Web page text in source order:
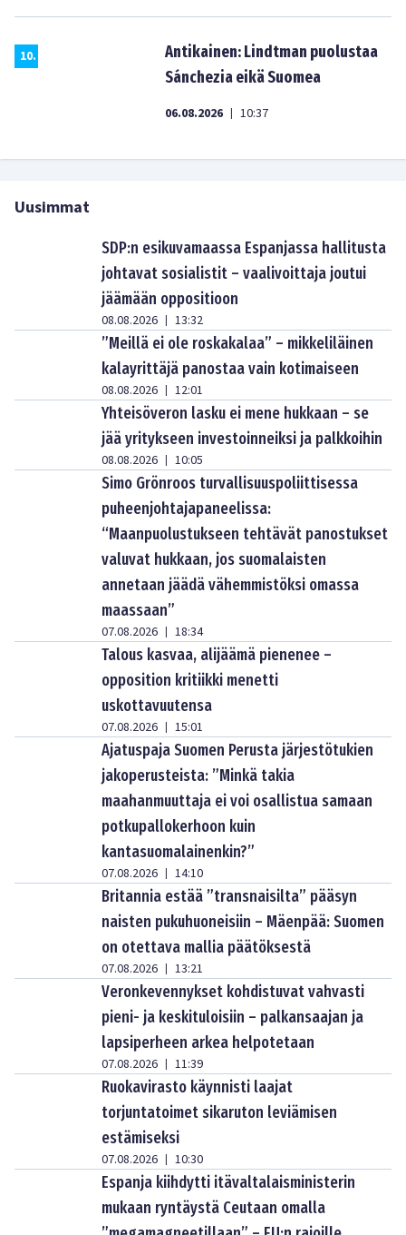
10.
Antikainen: Lindtman puolustaa
Sánchezia eikä Suomea
06.08.2026 | 10:37
Uusimmat
SDP:n esikuvamaassa Espanjassa hallitusta
johtavat sosialistit – vaalivoittaja joutui
jäämään oppositioon
08.08.2026 | 13:32
”Meillä ei ole roskakalaa” – mikkeliläinen
kalayrittäjä panostaa vain kotimaiseen
08.08.2026 | 12:01
Yhteisöveron lasku ei mene hukkaan – se
jää yritykseen investoinneiksi ja palkkoihin
08.08.2026 | 10:05
Simo Grönroos turvallisuuspoliittisessa
puheenjohtajapaneelissa:
“Maanpuolustukseen tehtävät panostukset
valuvat hukkaan, jos suomalaisten
annetaan jäädä vähemmistöksi omassa
maassaan”
07.08.2026 | 18:34
Talous kasvaa, alijäämä pienenee –
opposition kritiikki menetti
uskottavuutensa
07.08.2026 | 15:01
Ajatuspaja Suomen Perusta järjestötukien
jakoperusteista: ”Minkä takia
maahanmuuttaja ei voi osallistua samaan
potkupallokerhoon kuin
kantasuomalainenkin?”
07.08.2026 | 14:10
Britannia estää ”transnaisilta” pääsyn
naisten pukuhuoneisiin – Mäenpää: Suomen
on otettava mallia päätöksestä
07.08.2026 | 13:21
Veronkevennykset kohdistuvat vahvasti
pieni- ja keskituloisiin – palkansaajan ja
lapsiperheen arkea helpotetaan
07.08.2026 | 11:39
Ruokavirasto käynnisti laajat
torjuntatoimet sikaruton leviämisen
estämiseksi
07.08.2026 | 10:30
Espanja kiihdytti itävaltalaisministerin
mukaan ryntäystä Ceutaan omalla